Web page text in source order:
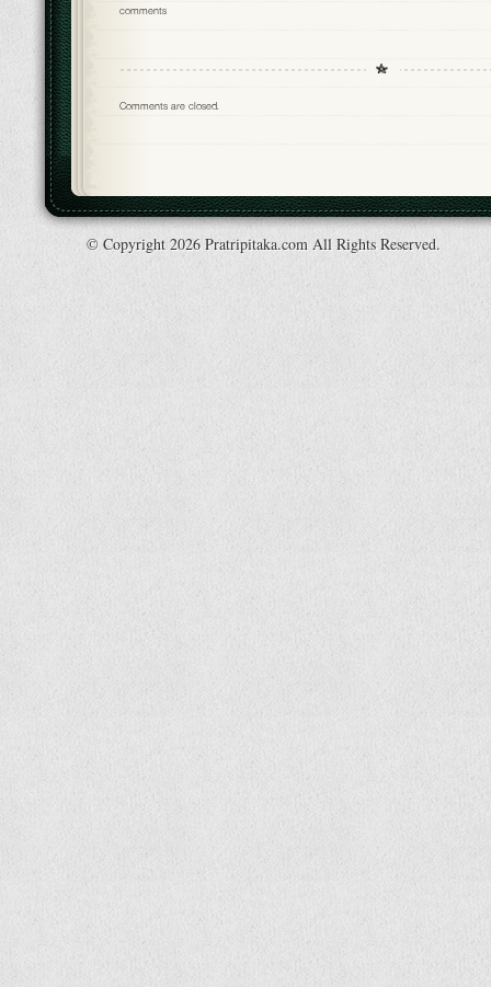
comments
Comments are closed.
© Copyright 2026 Pratripitaka.com All Rights Reserved.